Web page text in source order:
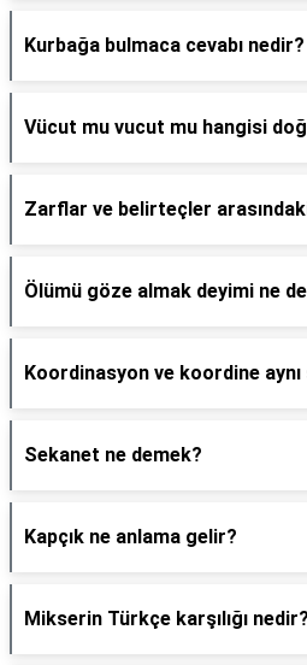
Kurbağa bulmaca cevabı nedir?
Vücut mu vucut mu hangisi
Zarflar ve belirteçler
Ölümü göze almak deyimi ne
Koordinasyon ve koordine aynı
Sekanet ne demek?
Kapçık ne anlama gelir?
Mikserin Türkçe karşılığı nedir?